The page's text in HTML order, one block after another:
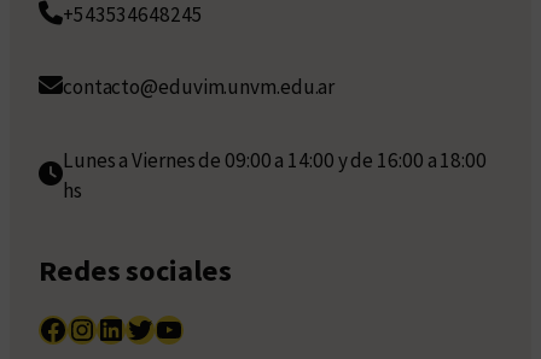
+543534648245
contacto@eduvim.unvm.edu.ar
Lunes a Viernes de 09:00 a 14:00 y de 16:00 a 18:00
hs
Redes sociales
Facebook InstagramLinkedIn Twitter YouTube